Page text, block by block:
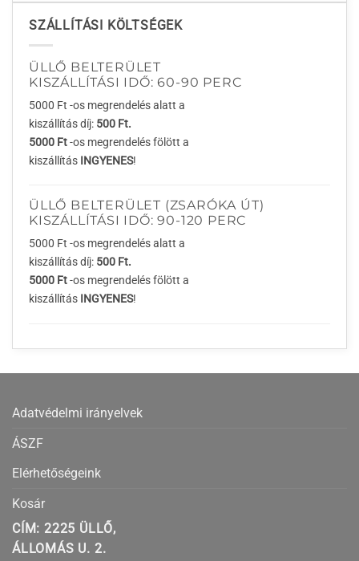
SZÁLLÍTÁSI KÖLTSÉGEK
ÜLLŐ BELTERÜLET
KISZÁLLÍTÁSI IDŐ: 60-90 PERC
5000 Ft -os megrendelés alatt a
kiszállítás díj: 500 Ft.
5000 Ft-os megrendelés fölött a
kiszállítás INGYENES!
ÜLLŐ BELTERÜLET (ZSARÓKA ÚT)
KISZÁLLÍTÁSI IDŐ: 90-120 PERC
5000 Ft -os megrendelés alatt a
kiszállítás díj: 500 Ft.
5000 Ft-os megrendelés fölött a
kiszállítás INGYENES!
Adatvédelmi irányelvek
ÁSZF
Elérhetőségeink
Kosár
CÍM: 2225 ÜLLŐ,
ÁLLOMÁS U. 2.